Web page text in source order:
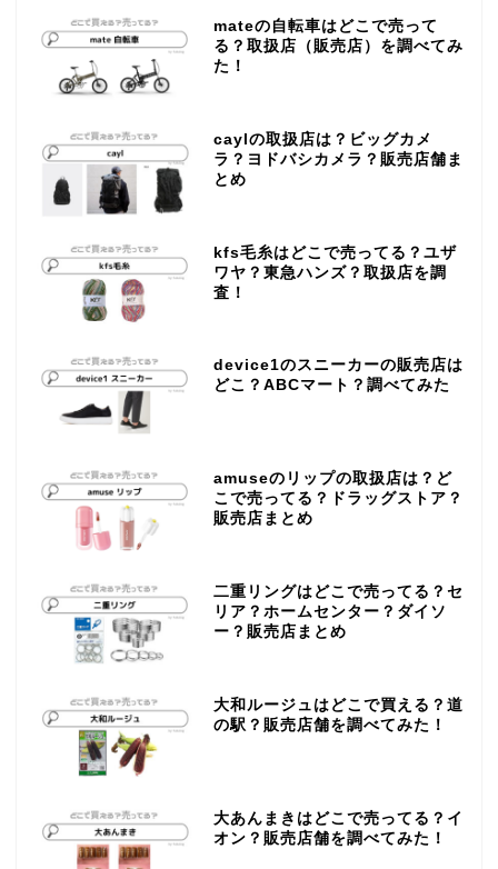
mateの自転車はどこで売って
る？取扱店（販売店）を調べてみ
た！
caylの取扱店は？ビッグカメ
ラ？ヨドバシカメラ？販売店舗ま
とめ
kfs毛糸はどこで売ってる？ユザ
ワヤ？東急ハンズ？取扱店を調
査！
device1のスニーカーの販売店は
どこ？ABCマート？調べてみた
amuseのリップの取扱店は？ど
こで売ってる？ドラッグストア？
販売店まとめ
二重リングはどこで売ってる？セ
リア？ホームセンター？ダイソ
ー？販売店まとめ
大和ルージュはどこで買える？道
の駅？販売店舗を調べてみた！
大あんまきはどこで売ってる？イ
オン？販売店舗を調べてみた！